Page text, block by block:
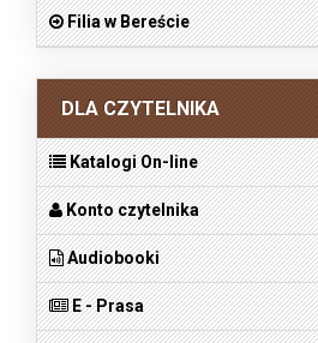
Filia w Bereście
DLA CZYTELNIKA
Katalogi On-line
Konto czytelnika
Audiobooki
E - Prasa